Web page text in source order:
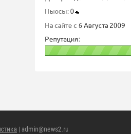
Ньюсы:0
На сайте с 6 Августа 2009
Репутация:
| admin@news2.ru